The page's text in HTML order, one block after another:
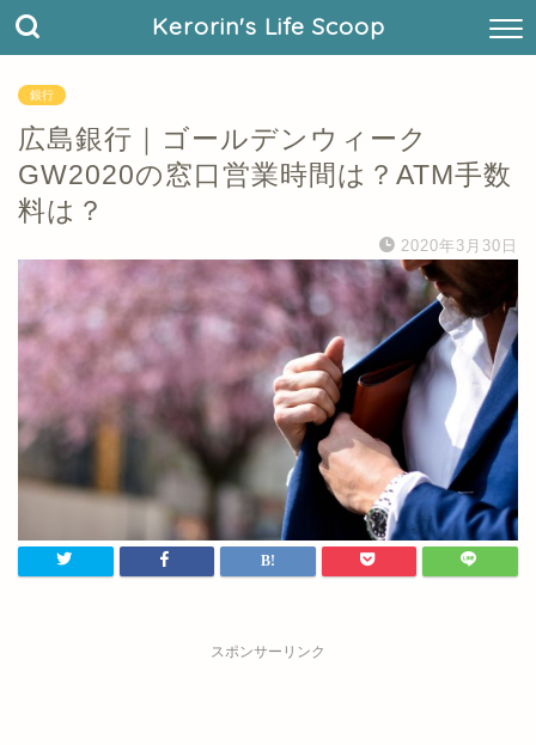
Kerorin's Life Scoop
銀行
広島銀行｜ゴールデンウィーク
GW2020の窓口営業時間は？ATM手数
料は？
2020年3月30日
スポンサーリンク